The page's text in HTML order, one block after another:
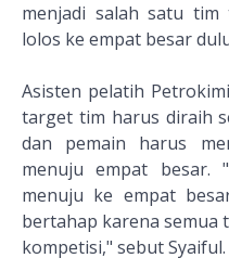
menjadi salah satu
lolos ke empat besar
Asisten pelatih
target tim harus diraih
dan pemain harus
menuju empat besar.
menuju ke empat
bertahap karena semua
kompetisi," sebut Syaiful.